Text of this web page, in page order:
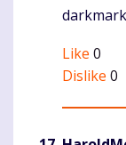
Like 0
Dislike 0